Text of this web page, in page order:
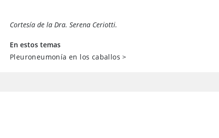
Cortesía de la Dra. Serena Ceriotti.
En estos temas
Pleuroneumonía en los caballos >